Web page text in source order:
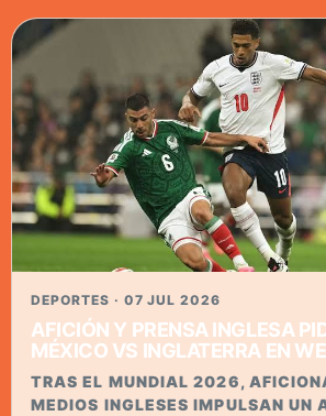
DEPORTES · 07 JUL 2026
AFICIÓN Y PRENSA INGLESA
MÉXICO VS INGLATERRA EN
TRAS EL MUNDIAL 2026,
MEDIOS INGLESES IMPULSAN UN